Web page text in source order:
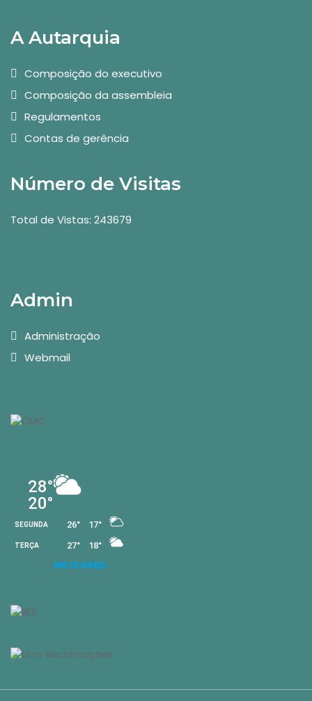
A Autarquia
Composição do executivo
Composição da assembleia
Regulamentos
Contas de gerência
Número de Visitas
Total de Vistas: 243679
Admin
Administração
Webmail